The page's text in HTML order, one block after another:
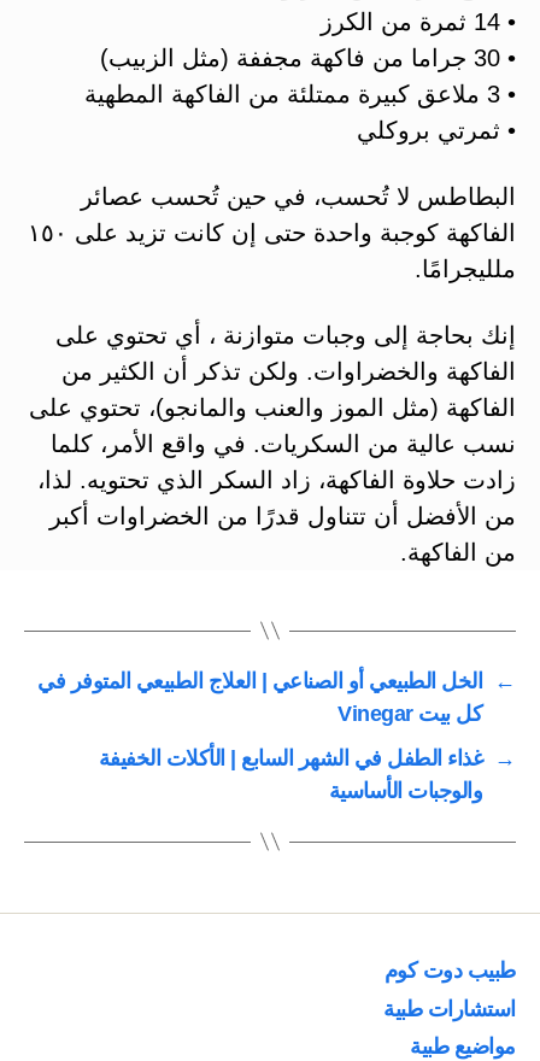
• 14 ثمرة من الكرز
• 30 جراما من فاكهة مجففة (مثل الزبيب)
• 3 ملاعق كبيرة ممتلئة من الفاكهة المطهية
• ثمرتي بروكلي
البطاطس لا تُحسب، في حين تُحسب عصائر
الفاكهة كوجبة واحدة حتى إن كانت تزيد على ١٥٠
ملليجرامًا.
إنك بحاجة إلى وجبات متوازنة ، أي تحتوي على
الفاكهة والخضراوات. ولكن تذكر أن الكثير من
الفاكهة (مثل الموز والعنب والمانجو)، تحتوي على
نسب عالية من السكريات. في واقع الأمر، كلما
زادت حلاوة الفاكهة، زاد السكر الذي تحتويه. لذا،
من الأفضل أن تتناول قدرًا من الخضراوات أكبر
من الفاكهة.
←
الخل الطبيعي أو الصناعي | العلاج الطبيعي المتوفر في
كل بيت Vinegar
→
غذاء الطفل في الشهر السابع | الأكلات الخفيفة
والوجبات الأساسية
طبيب دوت كوم
استشارات طبية
مواضيع طبية